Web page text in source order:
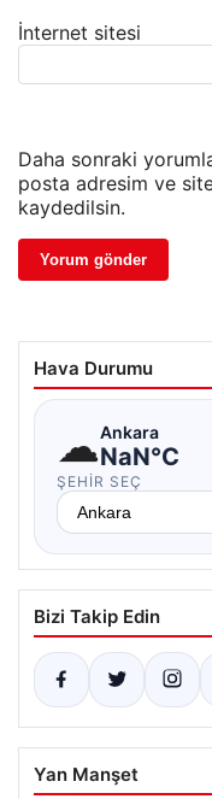
İnternet sitesi
Daha sonraki
posta adresim ve
kaydedilsin.
Hava Durumu
☁Ankara
NaN°C
ŞEHIR SEÇ
Bizi Takip Edin
Yan Manşet